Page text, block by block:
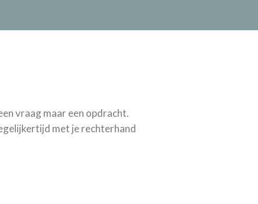
vraag maar een opdracht.
met je rechterhand